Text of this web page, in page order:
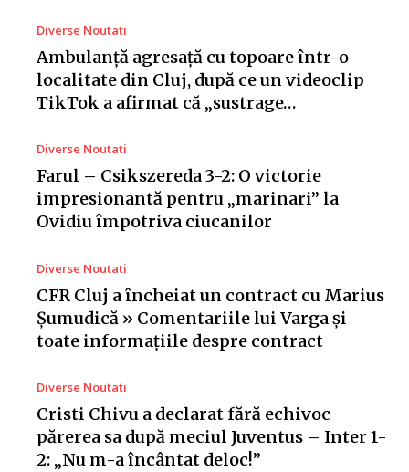
Diverse Noutati
Ambulanță agresață cu topoare într-o
localitate din Cluj, după ce un videoclip
TikTok a afirmat că „sustrage…
Diverse Noutati
Farul – Csikszereda 3-2: O victorie
impresionantă pentru „marinari” la
Ovidiu împotriva ciucanilor
Diverse Noutati
CFR Cluj a încheiat un contract cu Marius
Șumudică » Comentariile lui Varga și
toate informațiile despre contract
Diverse Noutati
Cristi Chivu a declarat fără echivoc
părerea sa după meciul Juventus – Inter 1-
2: „Nu m-a încântat deloc!”